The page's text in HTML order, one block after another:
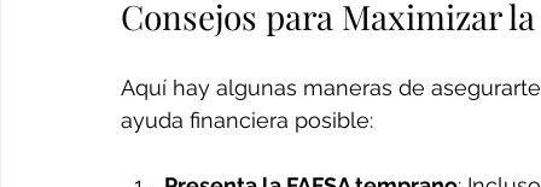
Consejos para Maximizar
Aquí hay algunas maneras de
ayuda financiera posible: